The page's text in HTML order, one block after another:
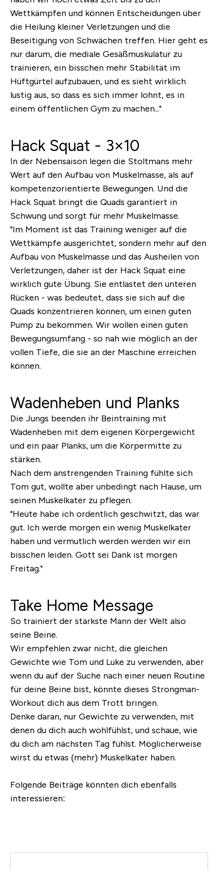
Wettkämpfen und können Entscheidungen über
die Heilung kleiner Verletzungen und die
Beseitigung von Schwächen treffen. Hier geht es
nur darum, die mediale Gesäßmuskulatur zu
trainieren, ein bisschen mehr Stabilität im
Hüftgürtel aufzubauen, und es sieht wirklich
lustig aus, so dass es sich immer lohnt, es in
einem öffentlichen Gym zu machen..."
Hack Squat - 3×10
In der Nebensaison legen die Stoltmans mehr
Wert auf den Aufbau von Muskelmasse, als auf
kompetenzorientierte Bewegungen. Und die
Hack Squat bringt die Quads garantiert in
Schwung und sorgt für mehr Muskelmasse.
"Im Moment ist das Training weniger auf die
Wettkämpfe ausgerichtet, sondern mehr auf den
Aufbau von Muskelmasse und das Ausheilen von
Verletzungen, daher ist der Hack Squat eine
wirklich gute Übung. Sie entlastet den unteren
Rücken - was bedeutet, dass sie sich auf die
Quads konzentrieren können, um einen guten
Pump zu bekommen. Wir wollen einen guten
Bewegungsumfang - so nah wie möglich an der
vollen Tiefe, die sie an der Maschine erreichen
können.
Wadenheben und Planks
Die Jungs beenden ihr Beintraining mit
Wadenheben mit dem eigenen Körpergewicht
und ein paar Planks, um die Körpermitte zu
stärken.
Nach dem anstrengenden Training fühlte sich
Tom gut, wollte aber unbedingt nach Hause, um
seinen Muskelkater zu pflegen.
"Heute habe ich ordentlich geschwitzt, das war
gut. Ich werde morgen ein wenig Muskelkater
haben und vermutlich werden werden wir ein
bisschen leiden. Gott sei Dank ist morgen
Freitag."
Take Home Message
So trainiert der stärkste Mann der Welt also
seine Beine.
Wir empfehlen zwar nicht, die gleichen
Gewichte wie Tom und Luke zu verwenden, aber
wenn du auf der Suche nach einer neuen Routine
für deine Beine bist, könnte dieses Strongman-
Workout dich aus dem Trott bringen.
Denke daran, nur Gewichte zu verwenden, mit
denen du dich auch wohlfühlst, und schaue, wie
du dich am nächsten Tag fühlst. Möglicherweise
wirst du etwas (mehr) Muskelkater haben.
Folgende Beiträge könnten dich ebenfalls
interessieren: